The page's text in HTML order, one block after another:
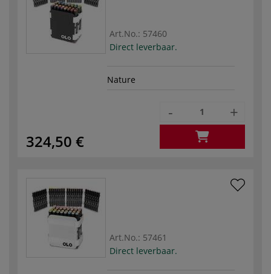
Art.No.: 57460
Direct leverbaar.
Nature
324,50 €
- +
Art.No.: 57461
Direct leverbaar.